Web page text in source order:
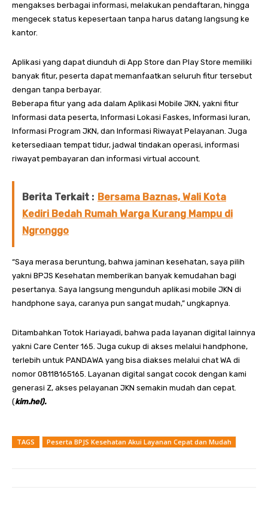
mengakses berbagai informasi, melakukan pendaftaran, hingga
mengecek status kepesertaan tanpa harus datang langsung ke
kantor.
Aplikasi yang dapat diunduh di App Store dan Play Store memiliki
banyak fitur, peserta dapat memanfaatkan seluruh fitur tersebut
dengan tanpa berbayar.
Beberapa fitur yang ada dalam Aplikasi Mobile JKN, yakni fitur
Informasi data peserta, Informasi Lokasi Faskes, Informasi Iuran,
Informasi Program JKN, dan Informasi Riwayat Pelayanan. Juga
ketersediaan tempat tidur, jadwal tindakan operasi, informasi
riwayat pembayaran dan informasi virtual account.
Berita Terkait : Bersama Baznas, Wali Kota
Kediri Bedah Rumah Warga Kurang Mampu di
Ngronggo
“Saya merasa beruntung, bahwa jaminan kesehatan, saya pilih
yakni BPJS Kesehatan memberikan banyak kemudahan bagi
pesertanya. Saya langsung mengunduh aplikasi mobile JKN di
handphone saya, caranya pun sangat mudah,” ungkapnya.
Ditambahkan Totok Hariayadi, bahwa pada layanan digital lainnya
yakni Care Center 165. Juga cukup di akses melalui handphone,
terlebih untuk PANDAWA yang bisa diakses melalui chat WA di
nomor 08118165165. Layanan digital sangat cocok dengan kami
generasi Z, akses pelayanan JKN semakin mudah dan cepat.
(kim.hel).
TAGS Peserta BPJS Kesehatan Akui Layanan Cepat dan Mudah